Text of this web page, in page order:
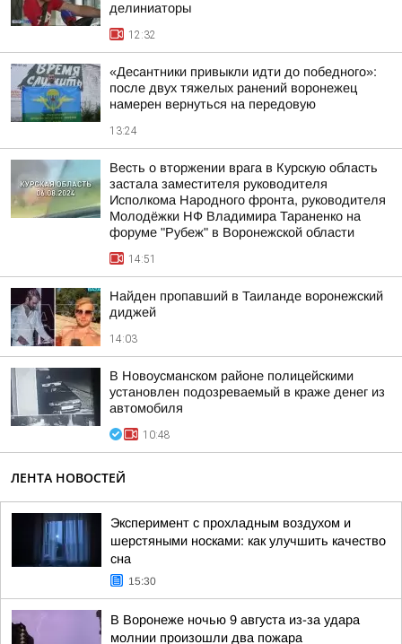
делиниаторы
12:32
«Десантники привыкли идти до победного»:
после двух тяжелых ранений воронежец
намерен вернуться на передовую
13:24
Весть о вторжении врага в Курскую область
застала заместителя руководителя
Исполкома Народного фронта, руководителя
Молодёжки НФ Владимира Тараненко на
форуме "Рубеж" в Воронежской области
14:51
Найден пропавший в Таиланде воронежский
диджей
14:03
В Новоусманском районе полицейскими
установлен подозреваемый в краже денег из
автомобиля
10:48
ЛЕНТА НОВОСТЕЙ
Эксперимент с прохладным воздухом и
шерстяными носками: как улучшить качество
сна
15:30
В Воронеже ночью 9 августа из-за удара
молнии произошли два пожара